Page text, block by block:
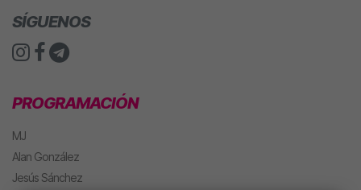
SÍGUENOS
PROGRAMACIÓN
MJ
Alan González
Jesús Sánchez